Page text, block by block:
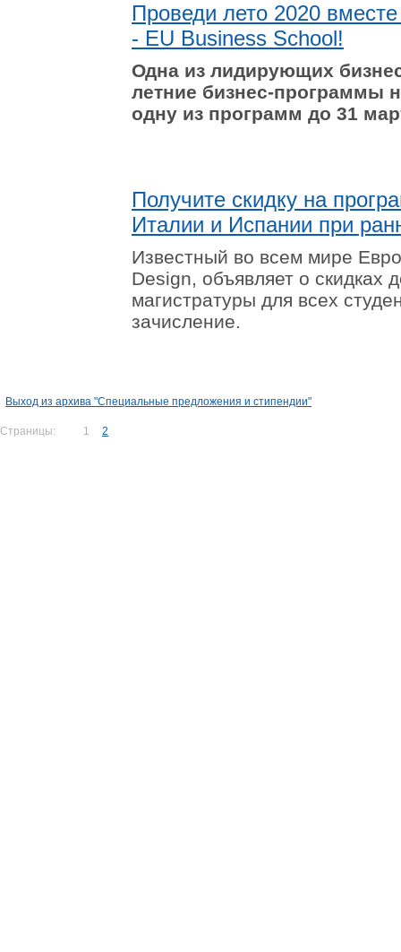
Проведи лето 2020
- EU Business School!
Одна из лидирующих
летние бизнес-программы
одну из программ до 31
Получите скидку на
Италии и Испании при
Известный во всем мире
Design, объявляет о скидках
магистратуры для всех
зачисление.
Выход из архива "Специальные предложения и стипендии"
Страницы: 1 2